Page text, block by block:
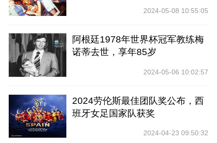
2024-05-08 10:55:05
阿根廷1978年世界杯冠军教练梅
诺蒂去世，享年85岁
2024-05-06 10:02:57
2024劳伦斯最佳团队奖公布，西
班牙女足国家队获奖
2024-04-23 09:50:32